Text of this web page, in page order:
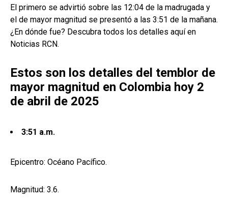
El primero se advirtió sobre las 12:04 de la madrugada y
el de mayor magnitud se presentó a las 3:51 de la mañana.
¿En dónde fue? Descubra todos los detalles aquí en
Noticias RCN.
Estos son los detalles del temblor de
mayor magnitud en Colombia hoy 2
de abril de 2025
3:51 a.m.
Epicentro: Océano Pacífico.
Magnitud: 3.6.